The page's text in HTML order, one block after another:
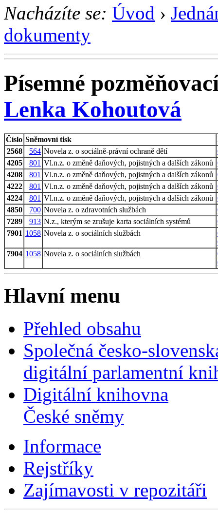
Nacházíte se: Úvod ›
dokumenty
Písemné
Lenka Kohoutová
Číslo Sněmovní tisk
2568
564 Novela z. o sociálně-právní ochraně dětí
4205
801 Vl.n.z. o změně daňových, pojistných a dalších zákonů
4208
801 Vl.n.z. o změně daňových, pojistných a dalších zákonů
4222
801 Vl.n.z. o změně daňových, pojistných a dalších zákonů
4224
801 Vl.n.z. o změně daňových, pojistných a dalších zákonů
4850
700 Novela z. o zdravotních službách
7289
913 N.z., kterým se zrušuje karta sociálních systémů
7901 1058 Novela z. o sociálních službách
7904 1058 Novela z. o sociálních službách
Hlavní menu
Přehled obsahu
Společná česko-
digitální parlamentní
Digitální knihovna
České sněmy
Informace
Rejstříky
Zajímavosti v repozitáři